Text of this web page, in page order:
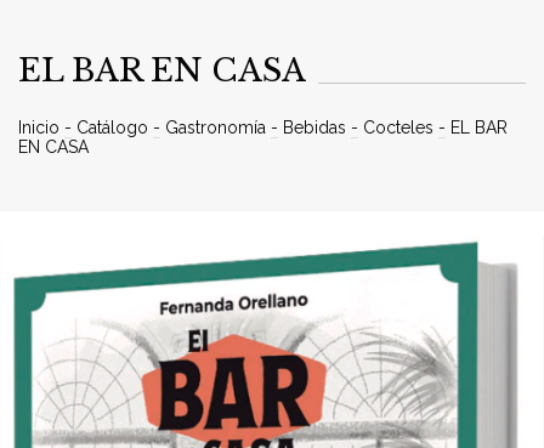
EL BAR EN CASA
Inicio - Catálogo - Gastronomía - Bebidas - Cocteles - EL BAR
EN CASA